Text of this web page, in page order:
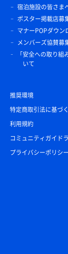
宿泊施設の皆さま
ポスター掲載店募
マナーPOPダウン
メンバーズ協賛募
「安全への取り組
いて
推奨環境
特定商取引法に基づ
利用規約
コミュニティガイド
プライバシーポリシー